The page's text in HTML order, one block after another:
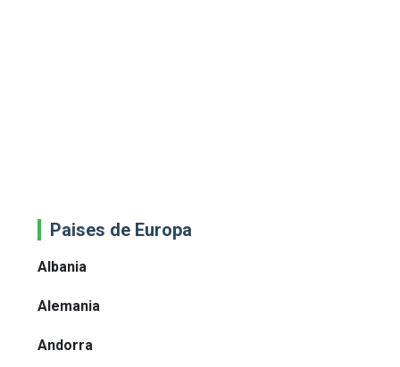
Paises de Europa
Albania
Alemania
Andorra